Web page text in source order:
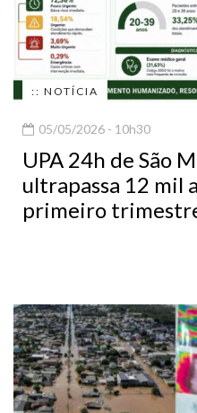
:: NOTÍCIA
05/05/2026 - 10h30
UPA 24h de São
ultrapassa 12 mil
primeiro